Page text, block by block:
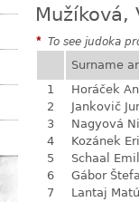
Mužíková,
* To see judoka
Surname
1
Horáček
2
Jankovič
3
Nagyová
4
Kozánek
5
Schaal
6
Gábor
7
Lantaj